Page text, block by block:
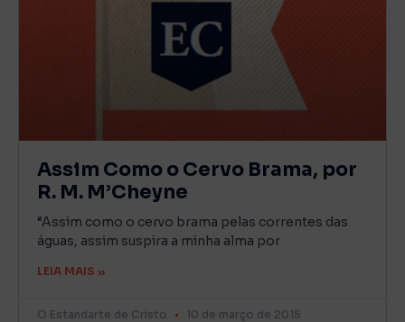
Assim Como o Cervo Brama, por
R. M. M’Cheyne
“Assim como o cervo brama pelas correntes das
águas, assim suspira a minha alma por
LEIA MAIS »
O Estandarte de Cristo 10 de março de 2015